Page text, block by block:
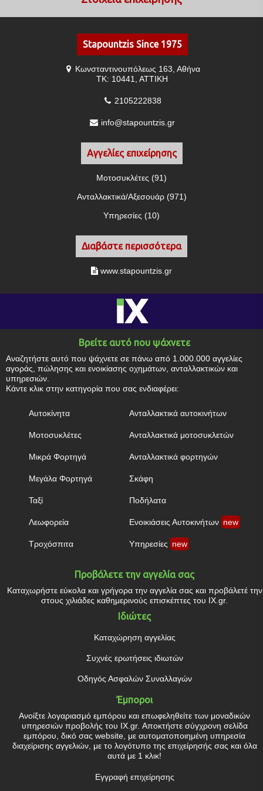
Stapountzis Since 1975
Κωνσταντινουπόλεως 163, Αθήνα
ΤΚ: 10441, ΑΤΤΙΚΗ
2105222838
info@stapountzis.gr
Αγγελίες επιχείρησης
Μοτοσυκλέτες (91)
Ανταλλακτικά/Αξεσουάρ (971)
Υπηρεσίες (10)
Διαβάστε περισσότερα
www.stapountzis.gr
Βρείτε αυτό που ψάχνετε
Αναζητήστε αυτό που ψάχνετε σε πάνω από 1.000.000 αγγελίες
αγοράς, πώλησης και ενοικίασης οχημάτων, ανταλλακτικών και
υπηρεσιών.
Κάντε κλικ στην κατηγορία που σας ενδιαφέρει:
Αυτοκίνητα
Μοτοσυκλέτες
Μικρά Φορτηγά
Μεγάλα Φορτηγά
Ταξί
Λεωφορεία
Τροχόσπιτα
Ανταλλακτικά αυτοκινήτων
Ανταλλακτικά μοτοσυκλετών
Ανταλλακτικά φορτηγών
Σκάφη
Ποδήλατα
Ενοικιάσεις Αυτοκινήτων new
Υπηρεσίες new
Προβάλετε την αγγελία σας
Καταχωρήστε εύκολα και γρήγορα την αγγελία σας και προβάλετέ την
στους χιλιάδες καθημερινούς επισκέπτες του IX.gr.
Ιδιώτες
Καταχώρηση αγγελίας
Συχνές ερωτήσεις ιδιωτών
Οδηγός Ασφαλών Συναλλαγών
Έμποροι
Ανοίξτε λογαριασμό εμπόρου και επωφεληθείτε των μοναδικών
υπηρεσιών προβολής του IX.gr. Αποκτήστε σύγχρονη σελίδα
εμπόρου, δικό σας website, με αυτοματοποιημένη υπηρεσία
διαχείρισης αγγελιών, με το λογότυπο της επιχείρησής σας και όλα
αυτά με 1 κλικ!
Εγγραφή επιχείρησης